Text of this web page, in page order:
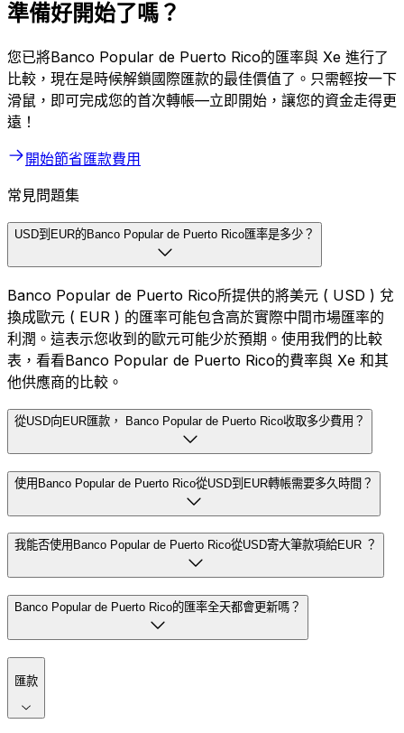
準備好開始了嗎？
您已將Banco Popular de Puerto Rico的匯率與 Xe 進行了
比較，現在是時候解鎖國際匯款的最佳價值了。只需輕按一下
滑鼠，即可完成您的首次轉帳—立即開始，讓您的資金走得更
遠！
開始節省匯款費用
常見問題集
USD到EUR的Banco Popular de Puerto Rico匯率是多少？
Banco Popular de Puerto Rico所提供的將美元 ( USD ) 兌
換成歐元 ( EUR ) 的匯率可能包含高於實際中間市場匯率的
利潤。這表示您收到的歐元可能少於預期。使用我們的比較
表，看看Banco Popular de Puerto Rico的費率與 Xe 和其
他供應商的比較。
從USD向EUR匯款， Banco Popular de Puerto Rico收取多少費用？
使用Banco Popular de Puerto Rico從USD到EUR轉帳需要多久時間？
我能否使用Banco Popular de Puerto Rico從USD寄大筆款項給EUR ？
Banco Popular de Puerto Rico的匯率全天都會更新嗎？
匯款